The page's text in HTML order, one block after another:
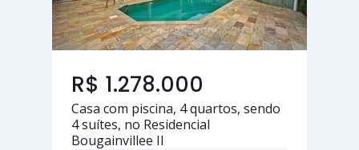
R$ 1.278.000
Casa com piscina, 4 quartos, sendo
4 suítes, no Residencial
Bougainvillee II